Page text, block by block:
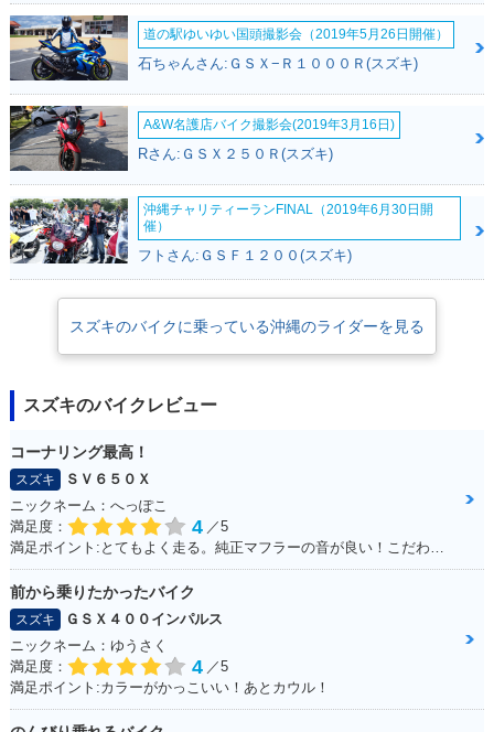
道の駅ゆいゆい国頭撮影会（2019年5月26日開催）
石ちゃんさん:ＧＳＸ−Ｒ１０００Ｒ(スズキ)
A&W名護店バイク撮影会(2019年3月16日)
Rさん:ＧＳＸ２５０Ｒ(スズキ)
沖縄チャリティーランFINAL（2019年6月30日開
催）
フトさん:ＧＳＦ１２００(スズキ)
スズキのバイクに乗っている沖縄のライダーを見る
スズキのバイクレビュー
コーナリング最高！
スズキ
ＳＶ６５０Ｘ
ニックネーム：へっぽこ
満足度：
4 ／5
満足ポイント:とてもよく走る。純正マフラーの音が良い！こだわりはへっぽこステッカー！
前から乗りたかったバイク
スズキ
ＧＳＸ４００インパルス
ニックネーム：ゆうさく
満足度：
4 ／5
満足ポイント:カラーがかっこいい！あとカウル！